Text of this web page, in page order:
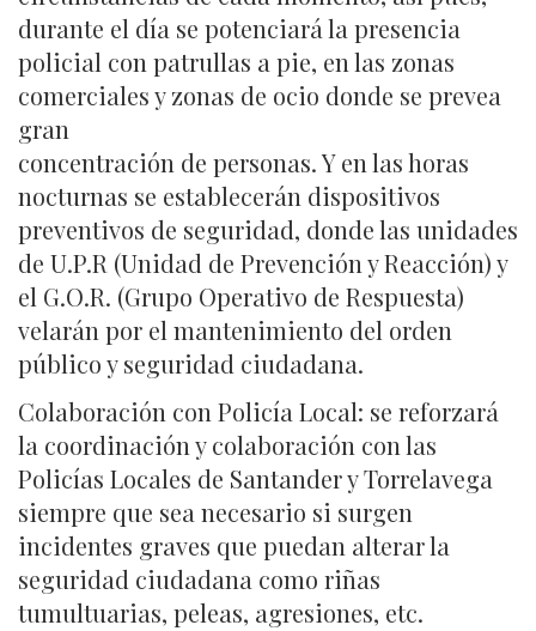
durante el día se potenciará la presencia
policial con patrullas a pie, en las zonas
comerciales y zonas de ocio donde se prevea
gran
concentración de personas. Y en las horas
nocturnas se establecerán dispositivos
preventivos de seguridad, donde las unidades
de U.P.R (Unidad de Prevención y Reacción) y
el G.O.R. (Grupo Operativo de Respuesta)
velarán por el mantenimiento del orden
público y seguridad ciudadana.
Colaboración con Policía Local: se reforzará
la coordinación y colaboración con las
Policías Locales de Santander y Torrelavega
siempre que sea necesario si surgen
incidentes graves que puedan alterar la
seguridad ciudadana como riñas
tumultuarias, peleas, agresiones, etc.